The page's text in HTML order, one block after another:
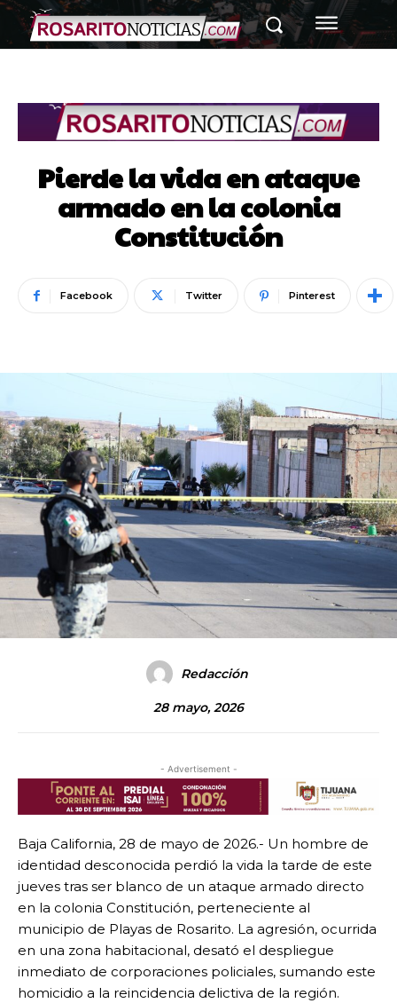
Pierde la vida en ataque
armado en la colonia
Constitución
Facebook Twitter Pinterest
Redacción
28 mayo, 2026
- Advertisement -
Baja California, 28 de mayo de 2026.- Un hombre de
identidad desconocida perdió la vida la tarde de este
jueves tras ser blanco de un ataque armado directo
en la colonia Constitución, perteneciente al
municipio de Playas de Rosarito. La agresión, ocurrida
en una zona habitacional, desató el despliegue
inmediato de corporaciones policiales, sumando este
homicidio a la reincidencia delictiva de la región.